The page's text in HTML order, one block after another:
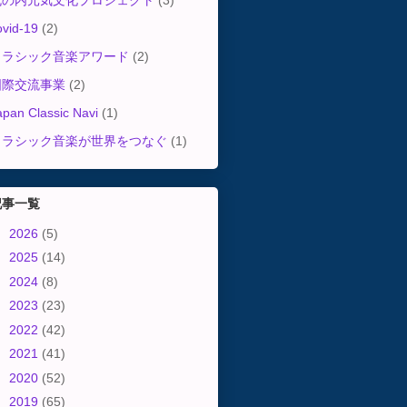
19 (2)
シック音楽アワード (2)
交流事業 (2)
Classic Navi (1)
シック音楽が世界をつなぐ (1)
一覧
2026 (5)
2025 (14)
2024 (8)
2023 (23)
2022 (42)
2021 (41)
2020 (52)
2019 (65)